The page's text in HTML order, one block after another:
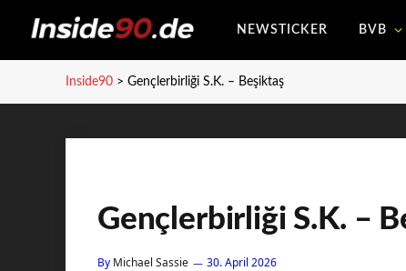
NEWSTICKER BVB
Inside90 > Gençlerbirliği S.K. – Beşiktaş
Gençlerbirliği S.K. –
By Michael Sassie 30. April 2026